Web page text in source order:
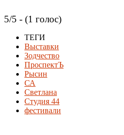
5/5 - (1 голос)
ТЕГИ
Выставки
Зодчество
ПроспектЪ
Рысин
СА
Светлана
Студия 44
фестивали